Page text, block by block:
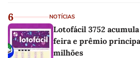
6 NOTÍCIAS
Lotofácil 3752
feira e prêmio
milhões